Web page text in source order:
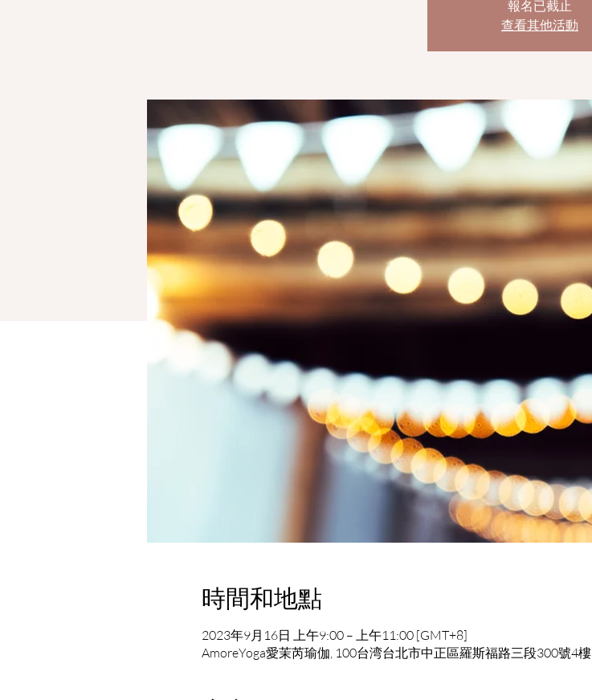
報名已截止
查看其他活動
時間和地點
2023年9月16日 上午9:00 – 上午11:00 [GMT+8]
AmoreYoga愛茉芮瑜伽, 100台湾台北市中正區羅斯福路三段300號4樓